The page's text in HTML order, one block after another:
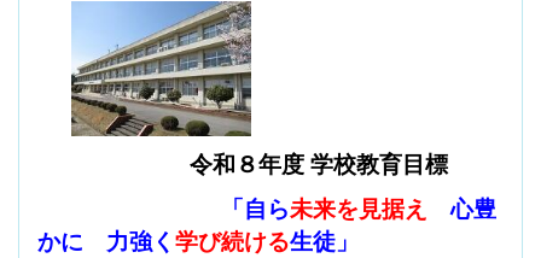
令和８年度 学校教育目標
「自ら未来を見据え
心豊
かに 力強く 学び続ける生徒」